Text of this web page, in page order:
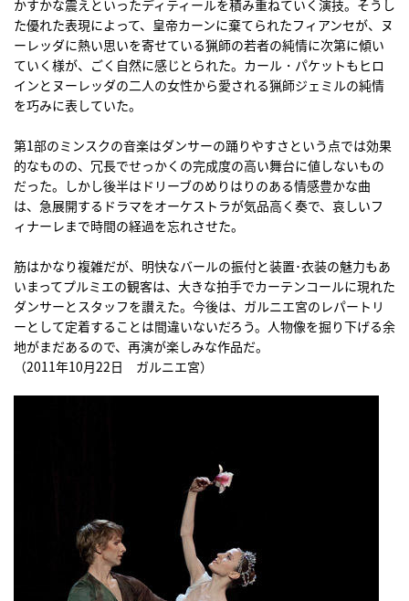
かすかな震えといったディティールを積み重ねていく演技。そうし
た優れた表現によって、皇帝カーンに棄てられたフィアンセが、ヌ
ーレッダに熱い思いを寄せている猟師の若者の純情に次第に傾い
ていく様が、ごく自然に感じとられた。カール・パケットもヒロ
インとヌーレッダの二人の女性から愛される猟師ジェミルの純情
を巧みに表していた。
第1部のミンスクの音楽はダンサーの踊りやすさという点では効果
的なものの、冗長でせっかくの完成度の高い舞台に値しないもの
だった。しかし後半はドリーブのめりはりのある情感豊かな曲
は、急展開するドラマをオーケストラが気品高く奏で、哀しいフ
ィナーレまで時間の経過を忘れさせた。
筋はかなり複雑だが、明快なバールの振付と装置･衣装の魅力もあ
いまってプルミエの観客は、大きな拍手でカーテンコールに現れた
ダンサーとスタッフを讃えた。今後は、ガルニエ宮のレパートリ
ーとして定着することは間違いないだろう。人物像を掘り下げる余
地がまだあるので、再演が楽しみな作品だ。
（2011年10月22日 ガルニエ宮）